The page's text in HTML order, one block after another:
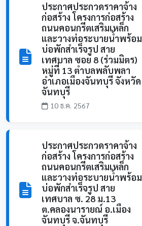
ประกาศประกวดราคาจ้าง
ก่อสร้าง โครงการก่อสร้าง
ถนนคอนกรีตเสริมเหล็ก
และวางท่อระบายน้ำพร้อม
บ่อพักสำเร็จรูป สาย
เทศบาล ซอย 8 (ร่วมมิตร)
หมู่ที่ 13 ตำบลพลับพลา
อำเภอเมืองจันทบุรี จังหวัด
จันทบุรี
10 ธ.ค. 2567
ประกาศประกวดราคาจ้าง
ก่อสร้าง โครงการก่อสร้าง
ถนนคอนกรีตเสริมเหล็ก
และวางท่อระบายน้ำพร้อม
บ่อพักสำเร็จรูป สาย
เทศบาล ซ. 28 ม.13
ต.คลองนารายณ์ อ.เมือง
จันทบุรี จ.จันทบุรี